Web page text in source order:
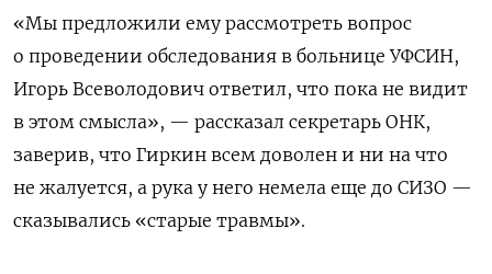
«Мы предложили ему рассмотреть вопрос
о проведении обследования в больнице УФСИН,
Игорь Всеволодович ответил, что пока не видит
в этом смысла», — рассказал секретарь ОНК,
заверив, что Гиркин всем доволен и ни на что
не жалуется, а рука у него немела еще до СИЗО —
сказывались «старые травмы».